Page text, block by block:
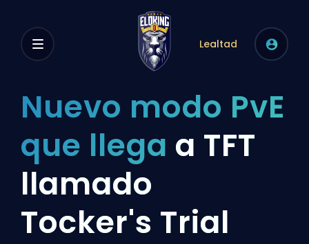
Lealtad
Nuevo modo PvE
que llega a TFT
llamado
Tocker's Trial